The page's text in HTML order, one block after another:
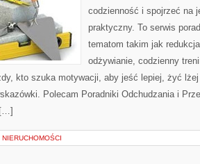
codzienność i spojrzeć na
praktyczny. To serwis
tematom takim jak
odżywianie, codzienny
kto szuka motywacji, aby jeść lepiej, żyć
Polecam Poradniki Odchudzania i
NIERUCHOMOŚCI